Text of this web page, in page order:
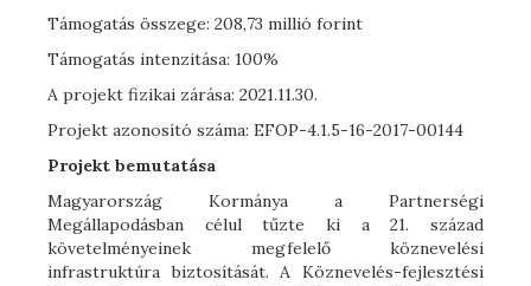
Támogatás összege: 208,73 millió forint
Támogatás intenzitása: 100%
A projekt fizikai zárása: 2021.11.30.
Projekt azonosító száma: EFOP-4.1.5-16-2017-00144
Projekt bemutatása
Magyarország Kormánya a Partnerségi
Megállapodásban célul tűzte ki a 21. század
követelményeinek megfelelő köznevelési
infrastruktúra biztosítását. A Köznevelés-fejlesztési